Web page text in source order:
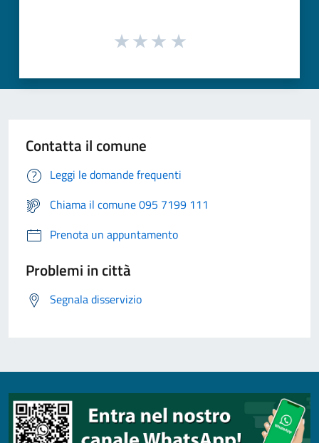
Contatta il comune
Leggi le domande frequenti
Chiama il comune 095 7199 111
Prenota un appuntamento
Problemi in città
Segnala disservizio